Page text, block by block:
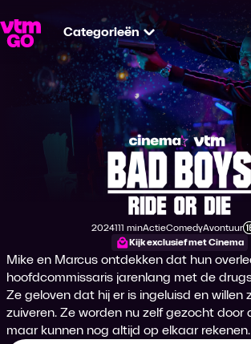
Categorieën
Bad
Productiejaar
2024
Tijdsduur
111 min
Genre
Actie
Genre
Comedy
Genre
Avontuur
Kijk exclusief met Cinema
Mike en Marcus ontdekken dat hun
hoofdcommissaris jarenlang met de
Ze geloven dat hij er is ingeluisd en willen
zuiveren. Ze worden nu zelf gezocht door
maar kunnen nog altijd op elkaar rekenen.